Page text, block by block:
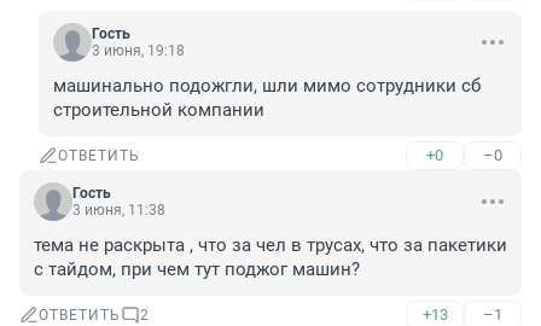
Гость
3 июня, 19:18
машинально подожгли, шли мимо сотрудники сб
строительной компании
ОТВЕТИТЬ +0 –0
Гость
3 июня, 11:38
тема не раскрыта , что за чел в трусах, что за пакетики
с тайдом, при чем тут поджог машин?
ОТВЕТИТЬ 2 +13 –1